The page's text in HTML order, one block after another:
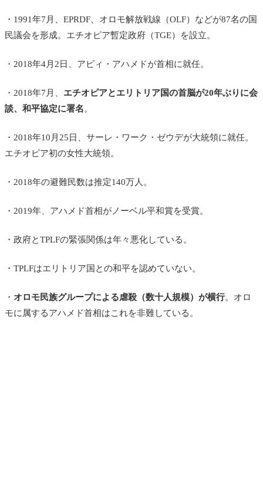
・1991年7月、EPRDF、オロモ解放戦線（OLF）などが87名の国
民議会を形成。エチオピア暫定政府（TGE）を設立。
・2018年4月2日、アビィ・アハメドが首相に就任。
・2018年7月、 エチオピアとエリトリア国の首脳が20年ぶりに会
談、和平協定に署名。
・2018年10月25日、サーレ・ワーク・ゼウデが大統領に就任。
エチオピア初の女性大統領。
・2018年の避難民数は推定140万人。
・2019年、アハメド首相がノーベル平和賞を受賞。
・政府とTPLFの緊張関係は年々悪化している。
・TPLFはエリトリア国との和平を認めていない。
・ オロモ民族グループによる虐殺（数十人規模）が横行。オロ
モに属するアハメド首相はこれを非難している。